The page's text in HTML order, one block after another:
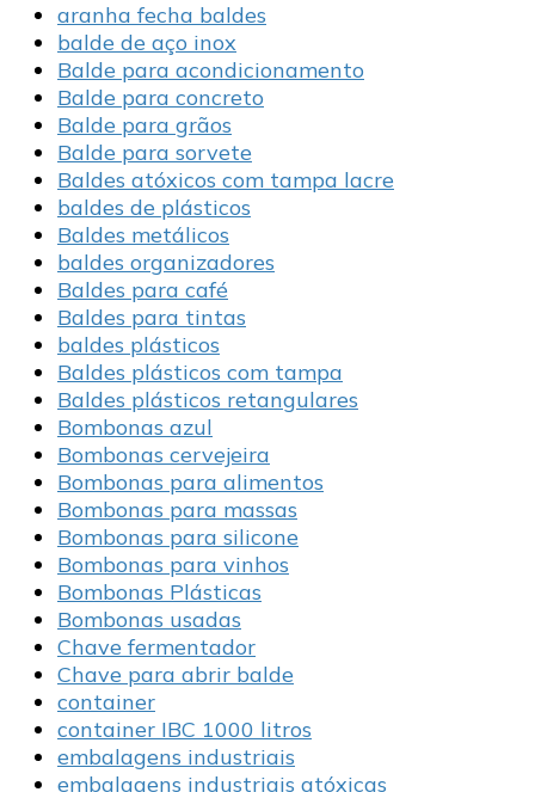
aranha fecha baldes
balde de aço inox
Balde para acondicionamento
Balde para concreto
Balde para grãos
Balde para sorvete
Baldes atóxicos com tampa lacre
baldes de plásticos
Baldes metálicos
baldes organizadores
Baldes para café
Baldes para tintas
baldes plásticos
Baldes plásticos com tampa
Baldes plásticos retangulares
Bombonas azul
Bombonas cervejeira
Bombonas para alimentos
Bombonas para massas
Bombonas para silicone
Bombonas para vinhos
Bombonas Plásticas
Bombonas usadas
Chave fermentador
Chave para abrir balde
container
container IBC 1000 litros
embalagens industriais
embalagens industriais atóxicas